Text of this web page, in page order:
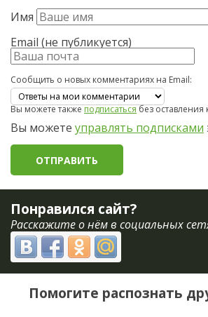
Имя
Email (не публикуется)
Сообщить о новых комментариях на Email:
Вы можете такжеподписатьсябез оставления
Вы можете управлять подписками
Понравился сайт?
Расскажите о нём в социальных
Помогите распознать